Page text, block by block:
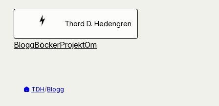
Hoppa
Thord D. Hedengren
BloggBöckerProjektOm
TDH/Blogg